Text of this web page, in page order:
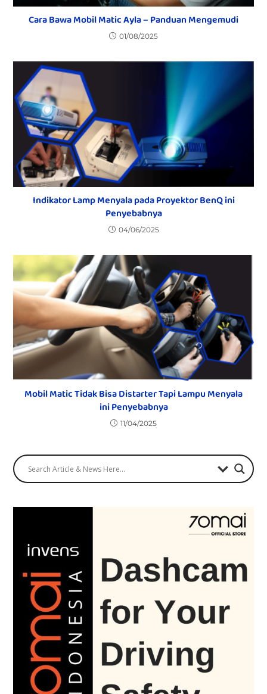
Cara Bawa Mobil Matic Ayla – Panduan Mengemudi
01/08/2025
Indikator Lamp Menyala pada Proyektor BenQ ini
Penyebabnya
04/06/2025
Mobil Matic Tidak Bisa Distarter Tapi Lampu Menyala
ini Penyebabnya
11/04/2025